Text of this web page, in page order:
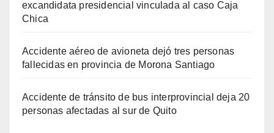
excandidata presidencial vinculada al caso Caja
Chica
Accidente aéreo de avioneta dejó tres personas
fallecidas en provincia de Morona Santiago
Accidente de tránsito de bus interprovincial deja 20
personas afectadas al sur de Quito